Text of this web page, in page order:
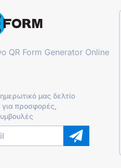
QR Form Generator Online
μας δελτίο
προσφορές,